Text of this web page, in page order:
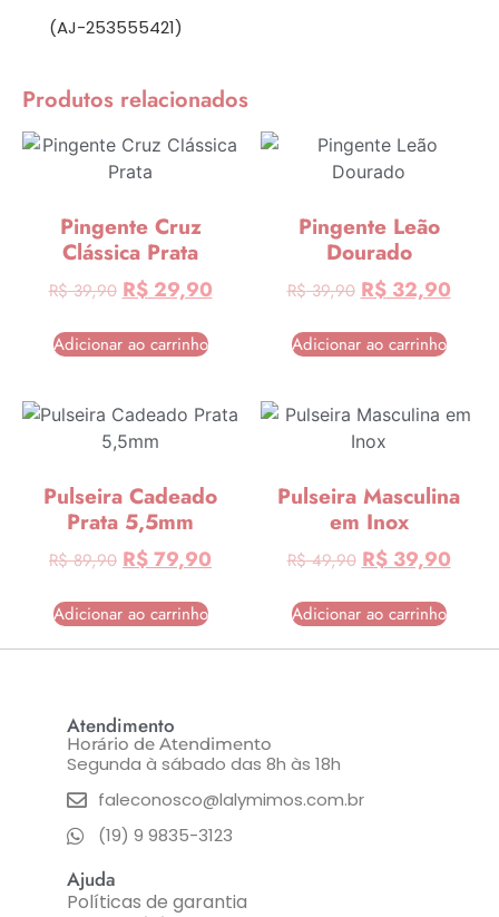
(AJ-253555421)
Produtos relacionados
Pingente Cruz
Clássica Prata
R$39,90 R$29,90
Adicionar ao carrinho
Pingente Leão
Dourado
R$39,90 R$32,90
Adicionar ao carrinho
Pulseira Cadeado
Prata 5,5mm
R$89,90 R$79,90
Adicionar ao carrinho
Pulseira Masculina
em Inox
R$49,90 R$39,90
Adicionar ao carrinho
Atendimento
Horário de Atendimento
Segunda à sábado das 8h às 18h
faleconosco@lalymimos.com.br
(19) 9 9835-3123
Ajuda
Políticas de garantia